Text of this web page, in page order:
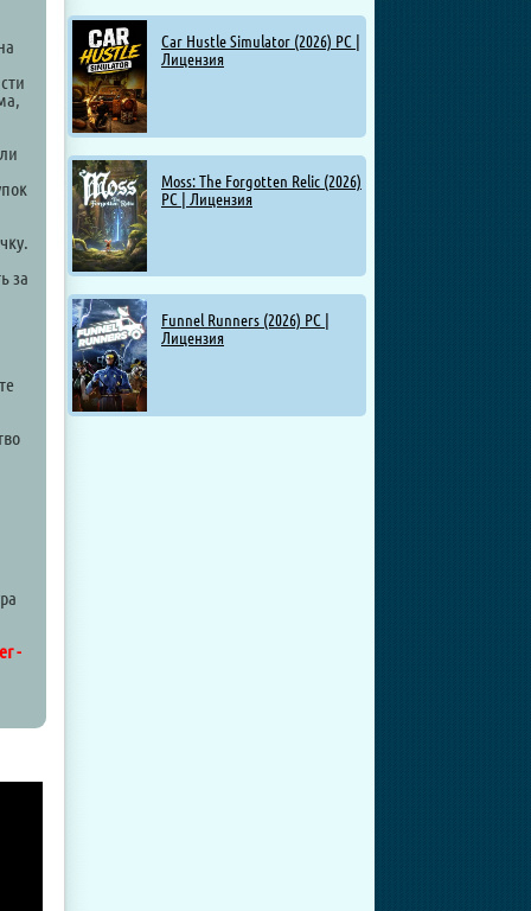
Car Hustle Simulator (2026) PC |
Лицензия
Moss: The Forgotten Relic (2026)
PC | Лицензия
Funnel Runners (2026) PC |
Лицензия
за
-